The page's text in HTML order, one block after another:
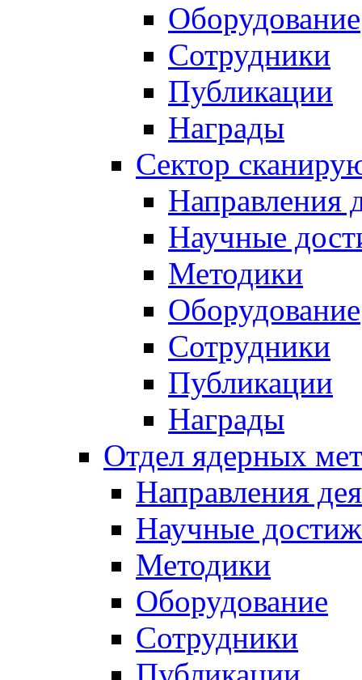
Оборудование
Сотрудники
Публикации
Награды
Сектор
Направления
Научные
Методики
Оборудование
Сотрудники
Публикации
Награды
Отдел ядерных
Направления
Научные
Методики
Оборудование
Сотрудники